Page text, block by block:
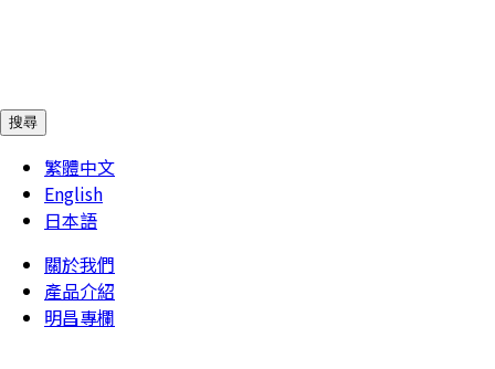
搜尋
繁體中文
English
日本語
關於我們
產品介紹
明昌專欄